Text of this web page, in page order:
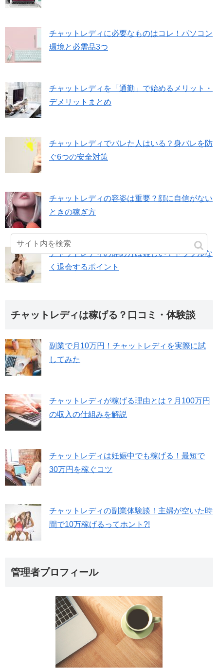
チャットレディに必要なものはコレ！パソコン
環境と必需品3つ
チャットレディを「通勤」で始めるメリット・
デメリットまとめ
チャットレディでバレた人はいる？身バレを防
ぐ6つの安全対策
チャットレディの容姿は重要？顔に自信がない
ときの稼ぎ方
チャットレディの辞め方は難しい？トラブルな
く退会するポイント
チャットレディは稼げる？口コミ・体験談
副業で月10万円！チャットレディを実際に試
してみた
チャットレディが稼げる理由とは？月100万円
の収入の仕組みを解説
チャットレディは妊娠中でも稼げる！最短で
30万円を稼ぐコツ
チャットレディの副業体験談！主婦が空いた時
間で10万稼げるってホント?!
管理者プロフィール